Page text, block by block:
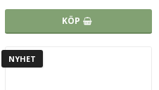
KÖP
NYHET